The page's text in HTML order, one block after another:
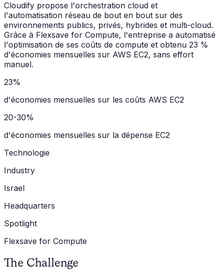
Cloudify propose l'orchestration cloud et
l'automatisation réseau de bout en bout sur des
environnements publics, privés, hybrides et multi-cloud.
Grâce à Flexsave for Compute, l'entreprise a automatisé
l'optimisation de ses coûts de compute et obtenu 23 %
d'économies mensuelles sur AWS EC2, sans effort
manuel.
23%
d'économies mensuelles sur les coûts AWS EC2
20-30%
d'économies mensuelles sur la dépense EC2
Technologie
Industry
Israel
Headquarters
Spotlight
Flexsave for Compute
The Challenge